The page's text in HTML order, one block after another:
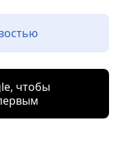
чтобы